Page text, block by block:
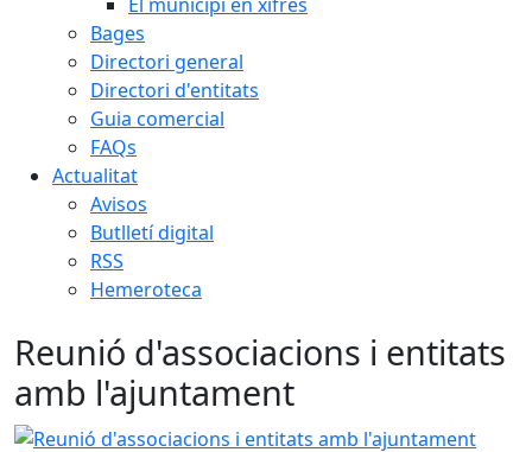
Bages
Directori general
Directori d'entitats
Guia comercial
FAQs
Actualitat
Avisos
Butlletí digital
RSS
Hemeroteca
Reunió d'associacions i entitats
amb l'ajuntament
Reunió d'associacions i entitats amb l'ajuntament